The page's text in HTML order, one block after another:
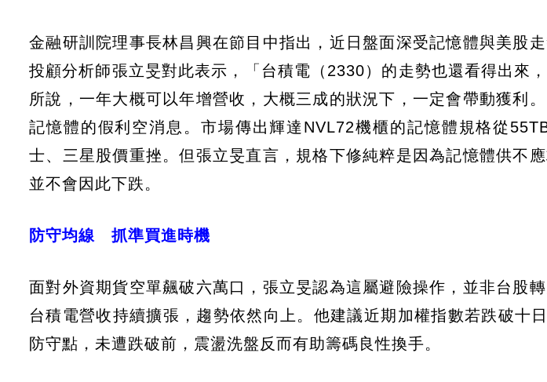
金融研訓院理事長林昌興在節目中指出，近日盤面深受記憶體與美股
投顧分析師張立旻對此表示，「台積電（2330）的走勢也還看得出來
所說，一年大概可以年增營收，大概三成的狀況下，一定會帶動獲利
記憶體的假利空消息。市場傳出輝達NVL72機櫃的記憶體規格從
士、三星股價重挫。但張立旻直言，規格下修純粹是因為記憶體供不
並不會因此下跌。
防守均線 抓準買進時機
面對外資期貨空單飆破六萬口，張立旻認為這屬避險操作，並非台股
台積電營收持續擴張，趨勢依然向上。他建議近期加權指數若跌破十
防守點，未遭跌破前，震盪洗盤反而有助籌碼良性換手。